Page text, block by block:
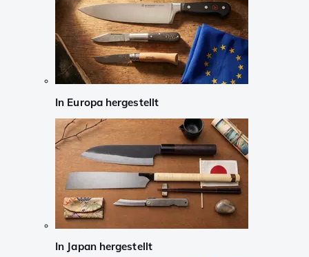
In Europa hergestellt
In Japan hergestellt